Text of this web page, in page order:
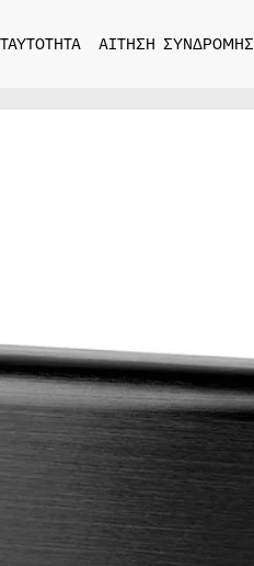
ΤΑΥΤΟΤΗΤΑ ΑΙΤΗΣΗ ΣΥΝΔΡΟΜΗΣ